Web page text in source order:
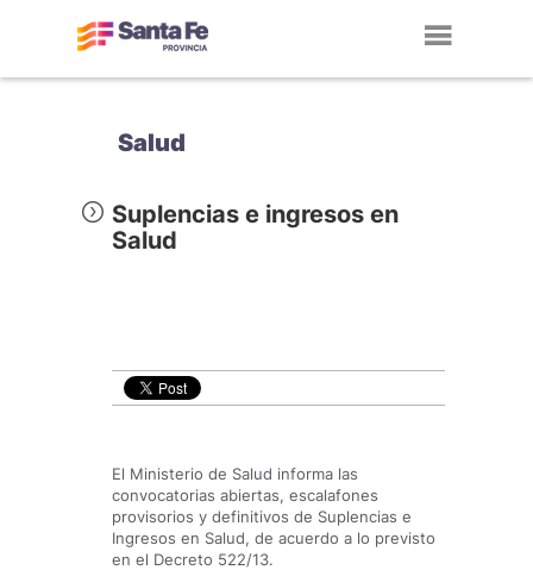
Salud
Suplencias e ingresos en
Salud
El Ministerio de Salud informa las
convocatorias abiertas, escalafones
provisorios y definitivos de Suplencias e
Ingresos en Salud, de acuerdo a lo previsto
en el Decreto 522/13.